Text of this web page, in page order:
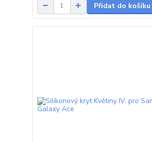
Přidat do košíku